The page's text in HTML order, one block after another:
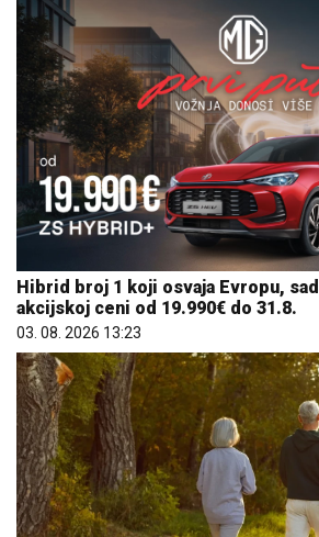
Hibrid broj 1 koji osvaja Evropu,
akcijskoj ceni od 19.990€ do 31.8.
03. 08. 2026 13:23